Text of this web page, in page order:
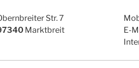
Str. 7
Marktbreit
E-